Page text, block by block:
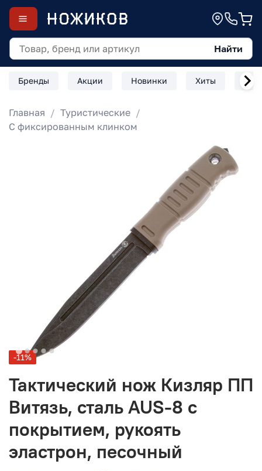
Найти
Бренды Акции Новинки Хиты
Главная
Туристические
С фиксированным клинком
-11%
Тактический нож Кизляр ПП
Витязь, сталь AUS-8 с
покрытием, рукоять
эластрон, песочный